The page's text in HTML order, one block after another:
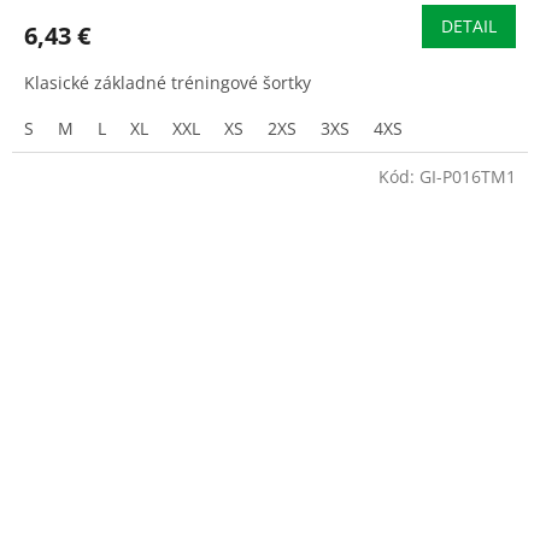
6,43 € DETAIL
Klasické základné tréningové šortky
S
M L XL XXL XS 2XS 3XS 4XS
Kód: GI-P016TM1